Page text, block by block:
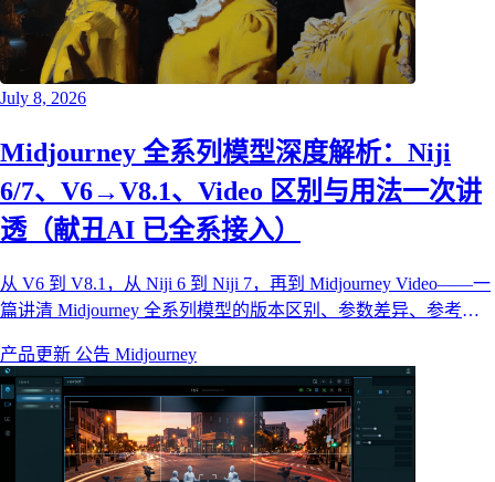
July 8, 2026
Midjourney 全系列模型深度解析：Niji
6/7、V6→V8.1、Video 区别与用法一次讲
透（献丑AI 已全系接入）
从 V6 到 V8.1，从 Niji 6 到 Niji 7，再到 Midjourney Video——一
篇讲清 Midjourney 全系列模型的版本区别、参数差异、参考图
自由切换。
产品更新 公告 Midjourney